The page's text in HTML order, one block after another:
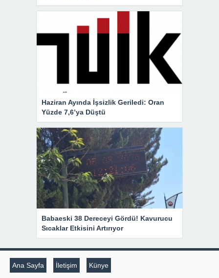
Haziran Ayında İşsizlik Geriledi: Oran
Yüzde 7,6’ya Düştü
Babaeski 38 Dereceyi Gördü! Kavurucu
Sıcaklar Etkisini Artırıyor
Ana Sayfa İletişim Künye